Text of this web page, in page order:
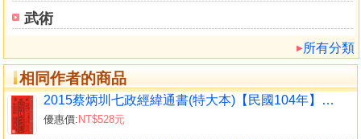
武術
所有分類
相同作者的商品
2015蔡炳圳七政經緯通書(特大本)【民國104年】乙未
優惠價: NT$528元